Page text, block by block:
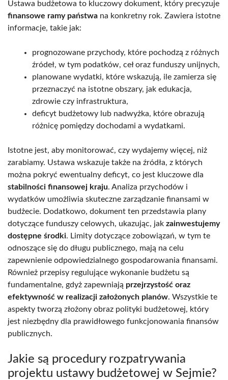
Ustawa budżetowa to kluczowy dokument, który precyzuje
finansowe ramy państwa na konkretny rok. Zawiera istotne
informacje, takie jak:
prognozowane przychody, które pochodzą z różnych
źródeł, w tym podatków, ceł oraz funduszy unijnych,
planowane wydatki, które wskazują, ile zamierza się
przeznaczyć na istotne obszary, jak edukacja,
zdrowie czy infrastruktura,
deficyt budżetowy lub nadwyżka, które obrazują
różnicę pomiędzy dochodami a wydatkami.
Istotne jest, aby monitorować, czy wydajemy więcej, niż
zarabiamy. Ustawa wskazuje także na źródła, z których
można pokryć ewentualny deficyt, co jest kluczowe dla
stabilności finansowej kraju. Analiza przychodów i
wydatków umożliwia skuteczne zarządzanie finansami w
budżecie. Dodatkowo, dokument ten przedstawia plany
dotyczące funduszy celowych, ukazując, jak zainwestujemy
dostępne środki. Limity dotyczące zobowiązań, w tym te
odnoszące się do długu publicznego, mają na celu
zapewnienie odpowiedzialnego gospodarowania finansami.
Również przepisy regulujące wykonanie budżetu są
fundamentalne, gdyż zapewniają przejrzystość oraz
efektywność w realizacji założonych planów. Wszystkie te
aspekty tworzą złożony obraz polityki budżetowej, który
jest niezbędny dla prawidłowego funkcjonowania finansów
publicznych.
Jakie są procedury rozpatrywania
projektu ustawy budżetowej w Sejmie?